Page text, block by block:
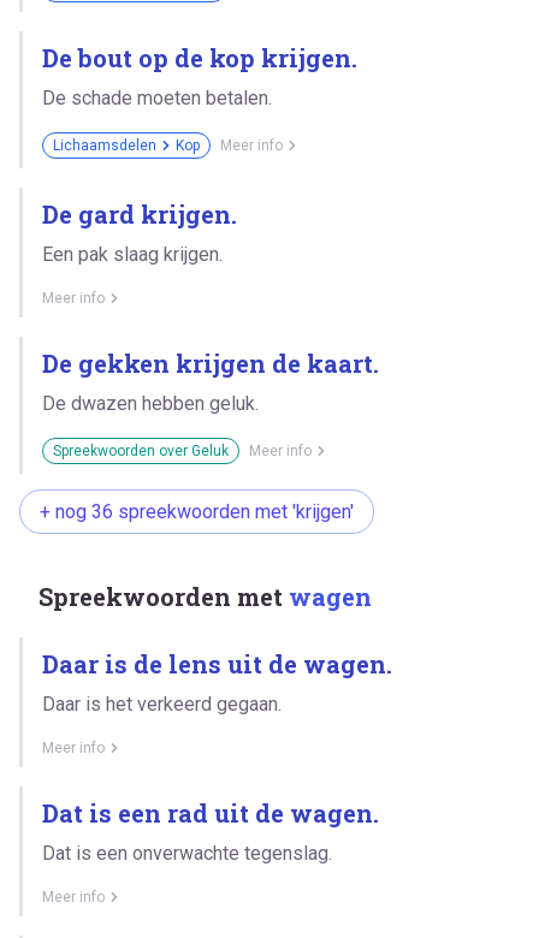
De bout op de kop krijgen.
De schade moeten betalen.
Lichaamsdelen Kop Meer info
De gard krijgen.
Een pak slaag krijgen.
Meer info
De gekken krijgen de kaart.
De dwazen hebben geluk.
Spreekwoorden over Geluk Meer info
+ nog 36 spreekwoorden met 'krijgen'
Spreekwoorden met wagen
Daar is de lens uit de wagen.
Daar is het verkeerd gegaan.
Meer info
Dat is een rad uit de wagen.
Dat is een onverwachte tegenslag.
Meer info